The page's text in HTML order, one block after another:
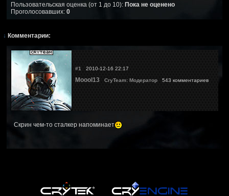
Пользовательская оценка (от 1 до 10): Пока не оценено
Проголосовавших: 0
↓ Комментарии:
#1 2010-12-16 22:17
Moool13 CryTeam: Модератор 543 комментариев
Скрин чем-то сталкер напоминает